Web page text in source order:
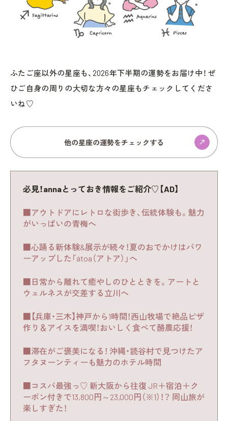
ふたご座以外の星座も、2026年下半期の運勢をお届け中！ ぜ
ひご自身の周りの大切な方々の星座もチェックしてくださ
いね♡
他の星座の運勢をチェックする
必見！annaとっておき情報をご紹介♡【AD】
■アウトドアにレトロな街歩き、伝統体験も。魅力
がいっぱいの青梅へ
■心踊る新体験&展示が続々！夏のおでかけはパワ
ーアップした「átoa（アトア）」へ
■日常から離れて癒やしのひとときを。アートと
ウェルネスが交差する立川へ
■【兵庫・三木】神戸から1時間！西山牧場で絶品ピザ
作り＆アイスを満喫！おいしく食べて酪農応援！
■滞在がご褒美になる！ 沖縄・読谷村で見つけたア
フタヌーンティーも魅力のホテル時間
■コスパ最強っ♡ 新大阪から往復 JR＋宿泊＋ク
ーポン付きで13,800円～23,000円（※1）！？ 岡山旅が
楽しすぎた！